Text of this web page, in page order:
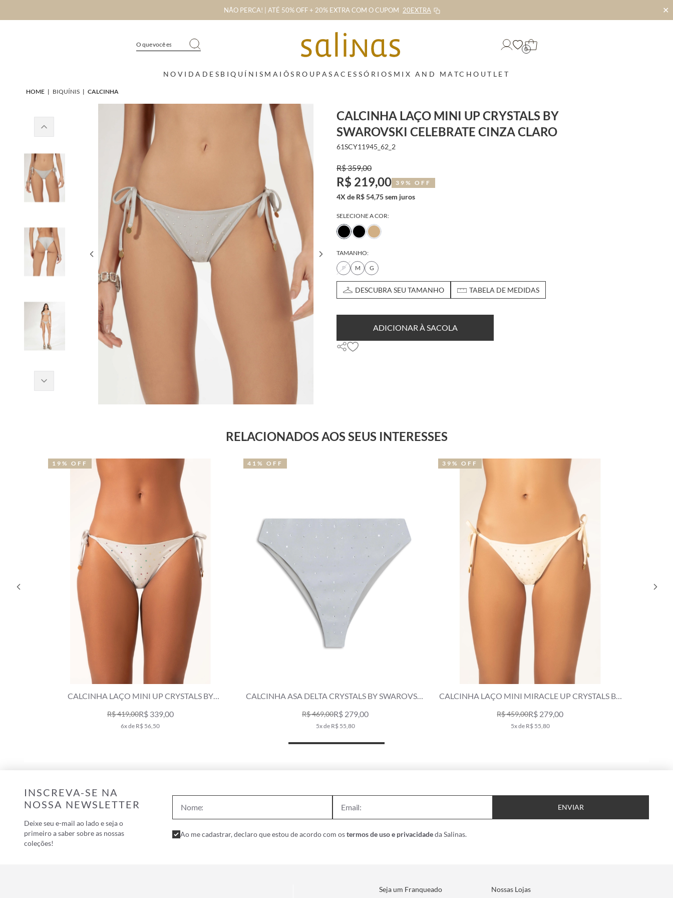
NÃO PERCA! | ATÉ 50% OFF + 20% EXTRA COM O CUPOM 20EXTRA ✕
0
NOVIDADES BIQUÍNIS MAIÔS ROUPAS ACESSÓRIOS MIX AND MATCHOUTLET
HOME | BIQUÍNIS | CALCINHA
CALCINHA LAÇO MINI UP CRYSTALS BY
SWAROVSKI CELEBRATE CINZA CLARO
61SCY11945_62_2
R$ 359,00
R$ 219,00 39% OFF
4X de R$ 54,75 sem juros
SELECIONE A COR:
TAMANHO:
P
M G
DESCUBRA SEU TAMANHO TABELA DE MEDIDAS
ADICIONAR À SACOLA
RELACIONADOS AOS SEUS INTERESSES
CALCINHA LAÇO MINI UP CRYSTALS BY
R$ 419,00R$ 339,00
6x de R$ 56,50
19% OFF
CALCINHA ASA DELTA CRYSTALS BY SWAROVSKI
R$ 469,00R$ 279,00
5x de R$ 55,80
41% OFF
CALCINHA LAÇO MINI MIRACLE UP CRYSTALS BY
R$ 459,00R$ 279,00
5x de R$ 55,80
39% OFF
INSCREVA-SE NA
NOSSA NEWSLETTER
Deixe seu e-mail ao lado e seja o
primeiro a saber sobre as nossas
coleções!
ENVIAR
Ao me cadastrar, declaro que estou de acordo com ostermos de uso e privacidadeda Salinas.
Seja um Franqueado Nossas Lojas